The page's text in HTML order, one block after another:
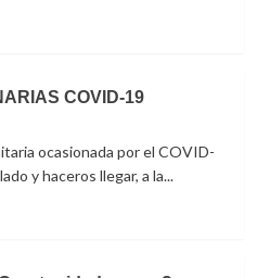
COVID-19
ocasionada por el COVID-
y haceros llegar, a la...